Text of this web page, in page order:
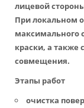
лицевой
При локальном
максимального
краски, а
совмещения.
Этапы работ
очистка